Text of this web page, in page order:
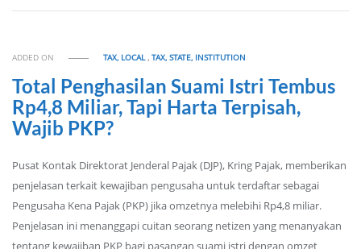
ADDED ON TAX, LOCAL,TAX, STATE, INSTITUTION
Total Penghasilan Suami Istri Tembus
Rp4,8 Miliar, Tapi Harta Terpisah,
Wajib PKP?
Pusat Kontak Direktorat Jenderal Pajak (DJP), Kring Pajak, memberikan
penjelasan terkait kewajiban pengusaha untuk terdaftar sebagai
Pengusaha Kena Pajak (PKP) jika omzetnya melebihi Rp4,8 miliar.
Penjelasan ini menanggapi cuitan seorang netizen yang menanyakan
tentang kewajiban PKP bagi pasangan suami istri dengan omzet